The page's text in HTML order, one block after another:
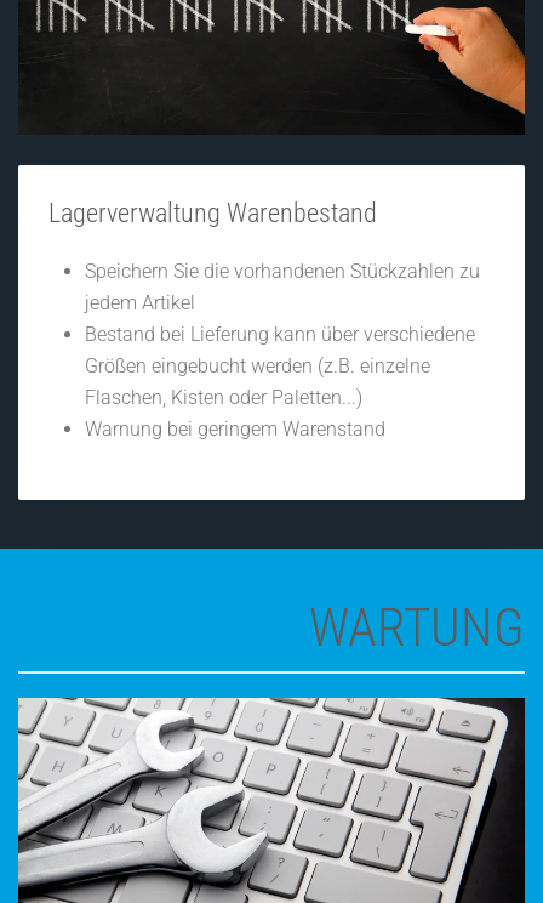
Lagerverwaltung Warenbestand
Speichern Sie die vorhandenen Stückzahlen zu
jedem Artikel
Bestand bei Lieferung kann über verschiedene
Größen eingebucht werden (z.B. einzelne
Flaschen, Kisten oder Paletten...)
Warnung bei geringem Warenstand
WARTUNG